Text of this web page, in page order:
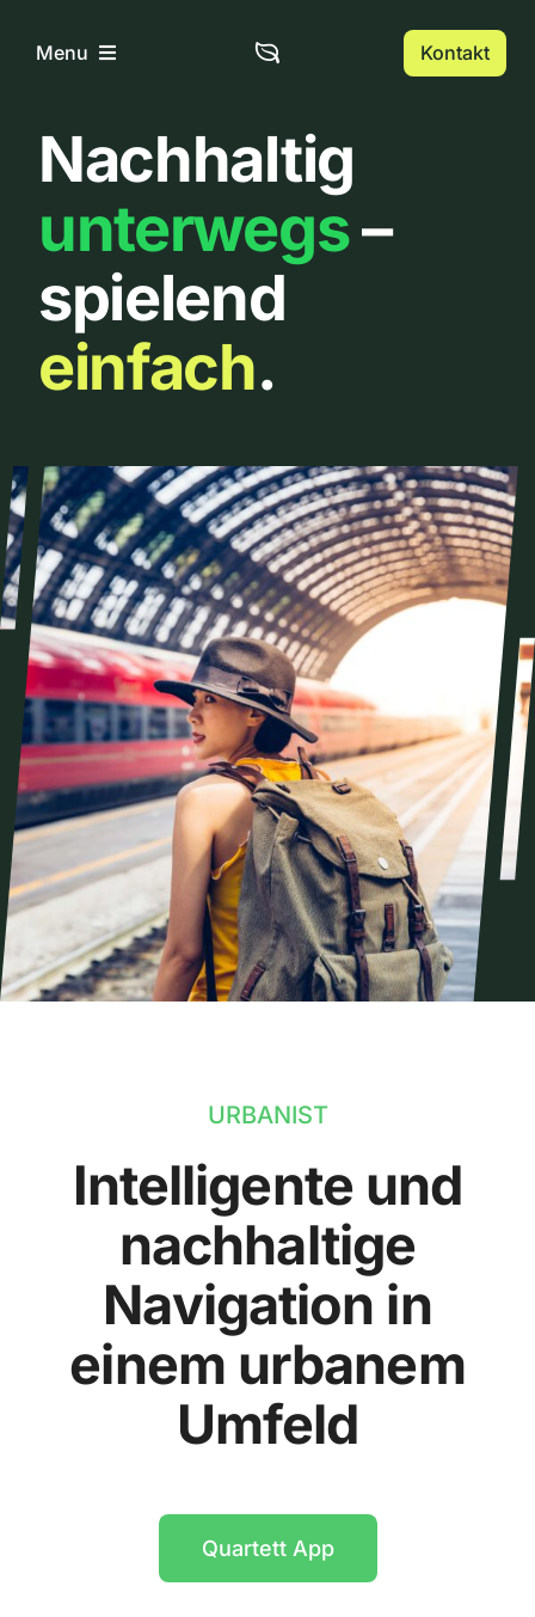
InhaltMenu
Home
Über uns
Urbanlist
Kontakt
Nachhaltig
unterwegs–
spielend
einfach.
URBANIST
Intelligente und
nachhaltige
Navigation in
einem urbanem
Umfeld
Quartett App